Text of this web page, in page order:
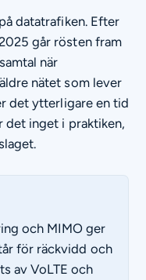
datatrafiken. Efter
går rösten fram
när
nätet som lever
det ytterligare en tid
det inget i praktiken,
och MIMO ger
för räckvidd och
av VoLTE och